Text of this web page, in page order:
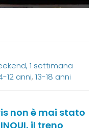
1 settimana
12 anni, 13-18 anni
non è mai stato
il treno